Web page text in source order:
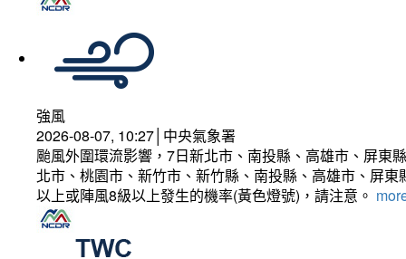
強風
2026-08-07, 10:27│中央氣象署
颱風外圍環流影響，7日新北市、南投縣、高雄市、屏東
北市、桃園市、新竹市、新竹縣、南投縣、高雄市、屏
以上或陣風8級以上發生的機率(黃色燈號)，請注意。